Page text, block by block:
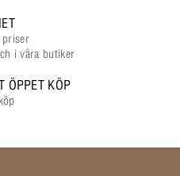
priser
i våra butiker
ÖPPET KÖP